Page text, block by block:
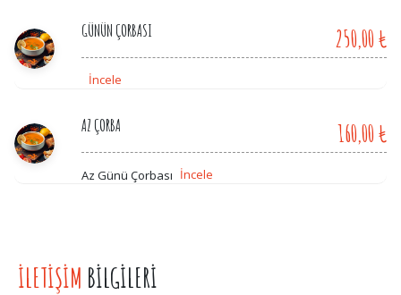
GÜNÜN ÇORBASI 250,00 ₺
İncele
AZ ÇORBA 160,00 ₺
Az Günü Çorbası İncele
İLETİŞİM BİLGİLERİ